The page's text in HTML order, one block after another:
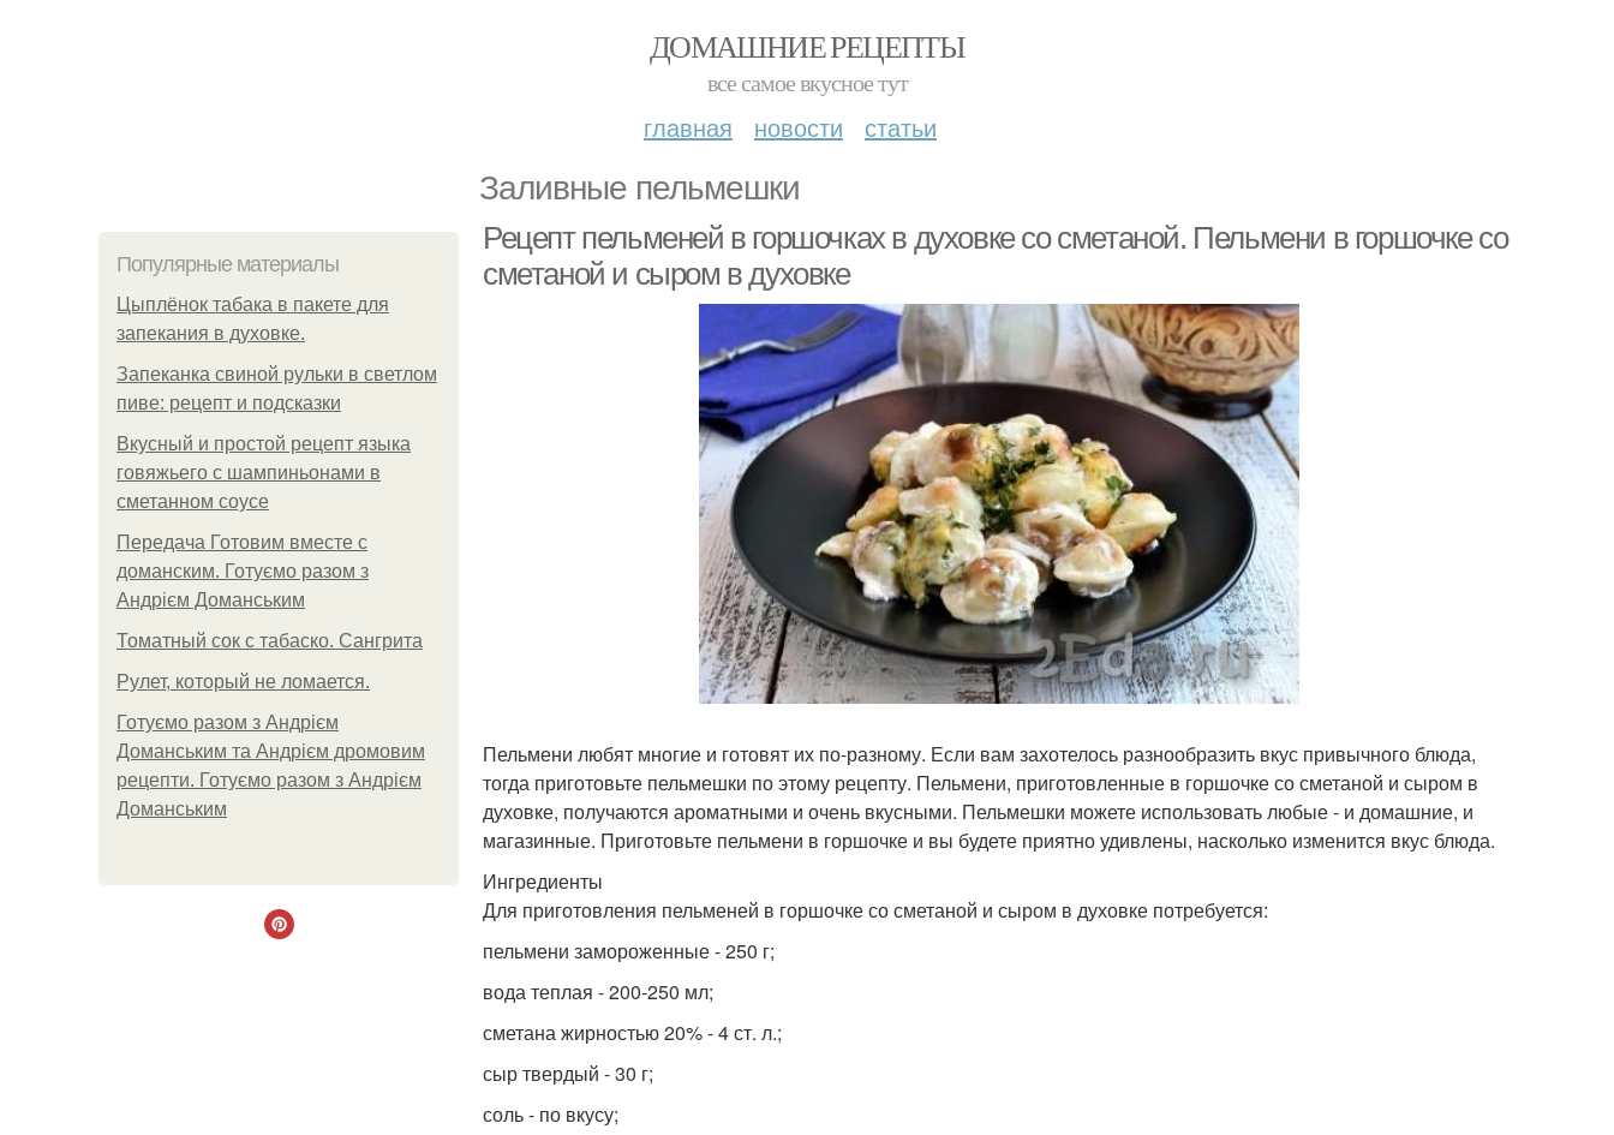
ДОМАШНИЕ РЕЦЕПТЫ
все самое вкусное тут
главная новости статьи
Заливные пельмешки
Популярные материалы
Цыплёнок табака в пакете для
запекания в духовке.
Запеканка свиной рульки в светлом
пиве: рецепт и подсказки
Вкусный и простой рецепт языка
говяжьего с шампиньонами в
сметанном соусе
Передача Готовим вместе с
доманским. Готуємо разом з
Андрієм Доманським
Томатный сок с табаско. Сангрита
Рулет, который не ломается.
Готуємо разом з Андрієм
Доманським та Андрієм дромовим
рецепти. Готуємо разом з Андрієм
Доманським
Рецепт пельменей в горшочках в духовке со сметаной. Пельмени в горшочке со
сметаной и сыром в духовке
Пельмени любят многие и готовят их по-разному. Если вам захотелось разнообразить вкус привычного блюда,
тогда приготовьте пельмешки по этому рецепту. Пельмени, приготовленные в горшочке со сметаной и сыром в
духовке, получаются ароматными и очень вкусными. Пельмешки можете использовать любые - и домашние, и
магазинные. Приготовьте пельмени в горшочке и вы будете приятно удивлены, насколько изменится вкус блюда.
Ингредиенты
Для приготовления пельменей в горшочке со сметаной и сыром в духовке потребуется:
пельмени замороженные - 250 г;
вода теплая - 200-250 мл;
сметана жирностью 20% - 4 ст. л.;
сыр твердый - 30 г;
соль - по вкусу;